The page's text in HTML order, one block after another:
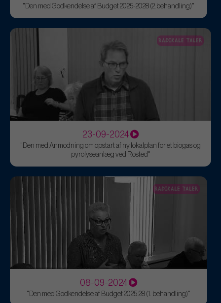
"Den med Godkendelse af Budget 2025-2028 (2.behandling)"
RADIKALE TALER
23-09-2024
"Den med Anmodning om opstart af ny lokalplan for et biogas og
pyrolyseanlæg ved Rosted"
RADIKALE TALER
08-09-2024
"Den med Godkendelse af Budget 2025.28 (1. behandling)"